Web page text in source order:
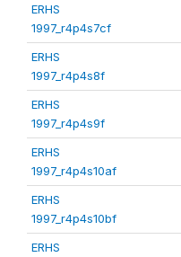
ERHS
1997_r4p4s7cf
ERHS
1997_r4p4s8f
ERHS
1997_r4p4s9f
ERHS
1997_r4p4s10af
ERHS
1997_r4p4s10bf
ERHS